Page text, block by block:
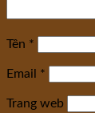
Tên *
Email *
Trang web